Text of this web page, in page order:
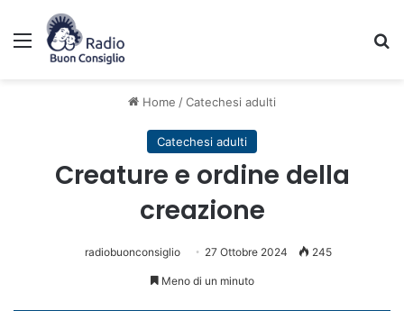
Menu
Home /Catechesi adulti
Catechesi adulti
Creature e ordine della
creazione
radiobuonconsiglio 27 Ottobre 2024 245
Meno di un minuto